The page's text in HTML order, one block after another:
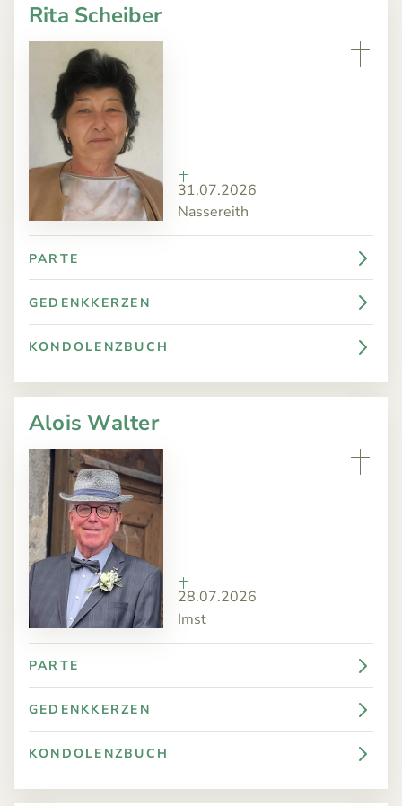
Rita Scheiber
31.07.2026
Nassereith
PARTE
GEDENKKERZEN
KONDOLENZBUCH
Alois Walter
28.07.2026
Imst
PARTE
GEDENKKERZEN
KONDOLENZBUCH